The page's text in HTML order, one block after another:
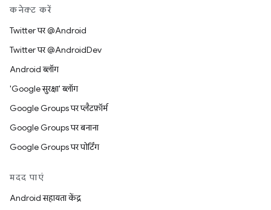
कनेक्ट करें
Twitter पर @Android
Twitter पर @AndroidDev
Android ब्लॉग
'Google सुरक्षा' ब्लॉग
Google Groups पर प्लैटफ़ॉर्म
Google Groups पर बनाना
Google Groups पर पोर्टिंग
मदद पाएं
Android सहायता केंद्र